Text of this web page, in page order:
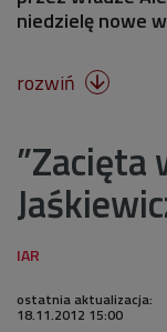
niedzielę nowe
rozwiń 
”Zacięta
ostatnia aktualizacja:
18.11.2012 15:00